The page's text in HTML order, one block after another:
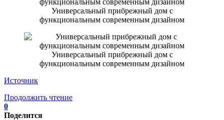
Универсальный прибрежный дом с
функциональным современным дизайном
Универсальный прибрежный дом с
функциональным современным дизайном
Источник
Продолжить чтение
0
Поделится